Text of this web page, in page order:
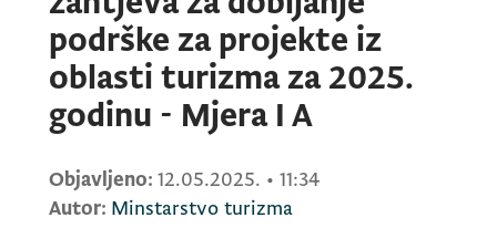
podrške za projekte iz
oblasti turizma za 2025.
godinu - Mjera I A
Objavljeno: 12.05.2025. • 11:34
Autor: Minstarstvo turizma